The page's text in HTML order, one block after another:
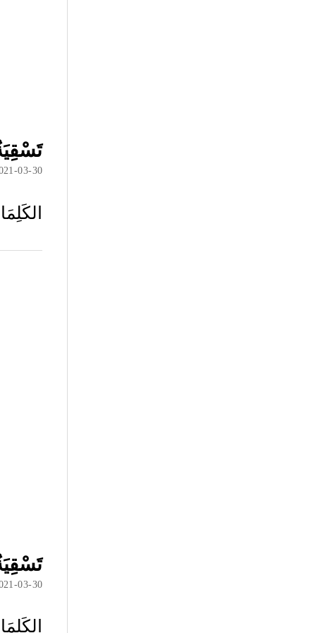
03-30
03-30